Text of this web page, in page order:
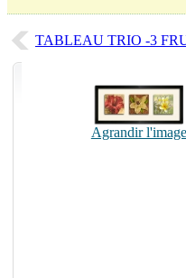
TABLEAU TRIO -3
Agrandir l'image